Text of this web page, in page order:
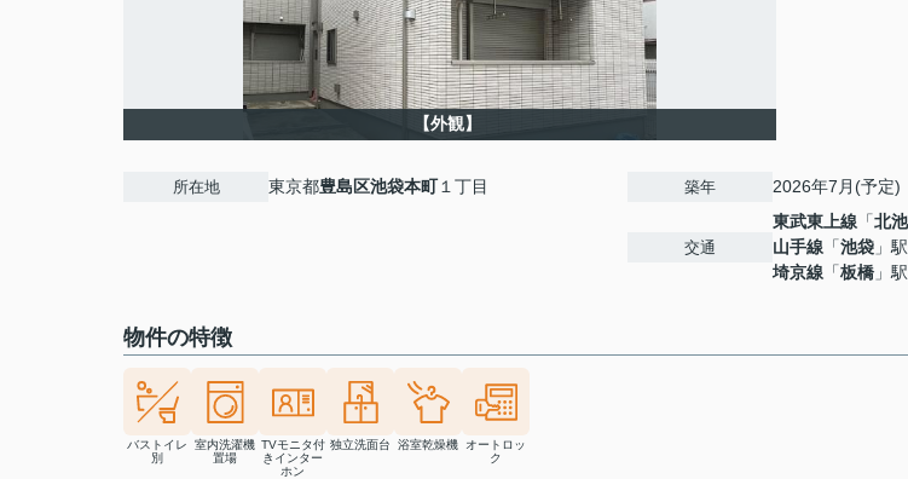
【外観】
所在地 東京都豊島区池袋本町１丁目 築年 2026年7月(予定)
交通
東武東上線 「北
山手線 「池袋 」
埼京線 「板橋 」
物件の特徴
バストイレ
別
室内洗濯機
置場
TVモニタ付
きインター
ホン
独立洗面台 浴室乾燥機
オートロッ
ク